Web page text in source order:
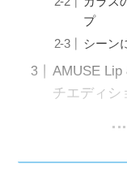
プ
シーン
AMUSE Lip
チエディシ